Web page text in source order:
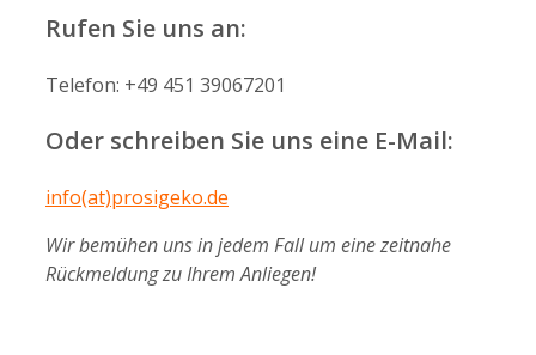
Rufen Sie uns an:
Telefon: +49 451 39067201
Oder schreiben Sie uns eine E-Mail:
info(at)prosigeko.de
Wir bemühen uns in jedem Fall um eine zeitnahe
Rückmeldung zu Ihrem Anliegen!